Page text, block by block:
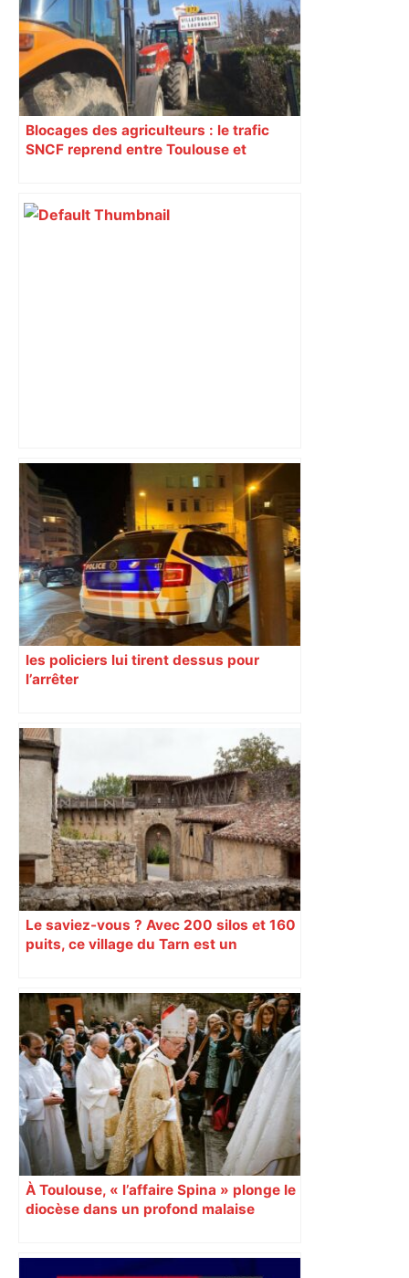
Blocages des agriculteurs : le trafic
SNCF reprend entre Toulouse et
"Tout le monde nous dégueule dessus"
: Toulouse réagit sur le terrain après les
sanctions de l'affaire Jaminet – Actu.fr
les policiers lui tirent dessus pour
l’arrêter
Le saviez-vous ? Avec 200 silos et 160
puits, ce village du Tarn est un
À Toulouse, « l’affaire Spina » plonge le
diocèse dans un profond malaise